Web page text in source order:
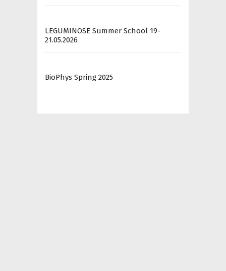
LEGUMINOSE Summer School 19-
21.05.2026
BioPhys Spring 2025